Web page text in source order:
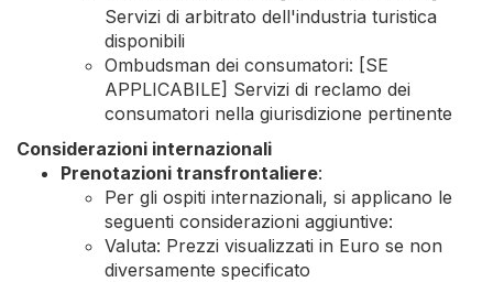
Servizi di arbitrato dell'industria turistica
disponibili
Ombudsman dei consumatori: [SE
APPLICABILE] Servizi di reclamo dei
consumatori nella giurisdizione pertinente
Considerazioni internazionali
Prenotazioni transfrontaliere:
Per gli ospiti internazionali, si applicano le
seguenti considerazioni aggiuntive:
Valuta: Prezzi visualizzati in Euro se non
diversamente specificato